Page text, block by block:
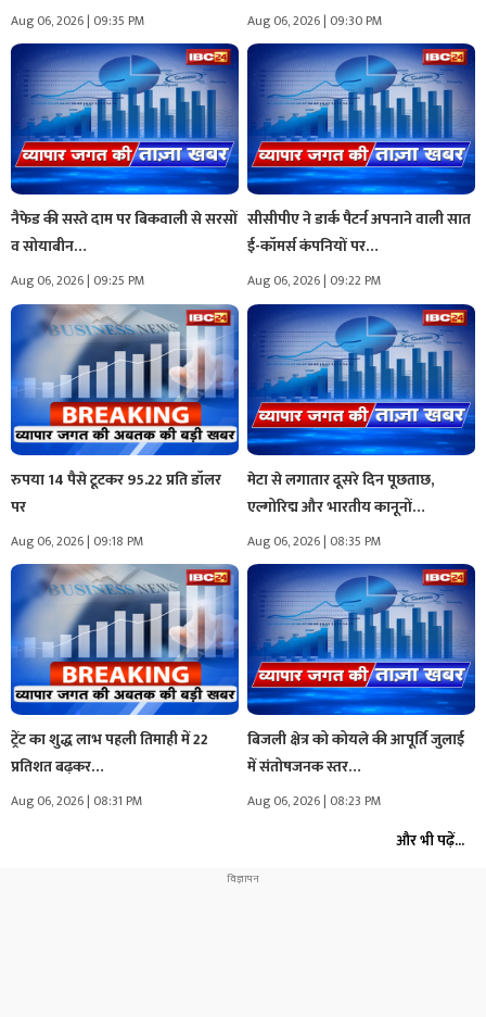
Aug 06, 2026 | 09:35 PM Aug 06, 2026 | 09:30 PM
नैफेड की सस्ते दाम पर बिकवाली से सरसों
व सोयाबीन…
Aug 06, 2026 | 09:25 PM
सीसीपीए ने डार्क पैटर्न अपनाने वाली सात
ई-कॉमर्स कंपनियों पर…
Aug 06, 2026 | 09:22 PM
रुपया 14 पैसे टूटकर 95.22 प्रति डॉलर
पर
Aug 06, 2026 | 09:18 PM
मेटा से लगातार दूसरे दिन पूछताछ,
एल्गोरिद्म और भारतीय कानूनों…
Aug 06, 2026 | 08:35 PM
ट्रेंट का शुद्ध लाभ पहली तिमाही में 22
प्रतिशत बढ़कर…
Aug 06, 2026 | 08:31 PM
बिजली क्षेत्र को कोयले की आपूर्ति जुलाई
में संतोषजनक स्तर…
Aug 06, 2026 | 08:23 PM
और भी पढ़ें...